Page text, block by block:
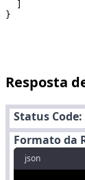
Resposta
Status Code:
Formato da
json